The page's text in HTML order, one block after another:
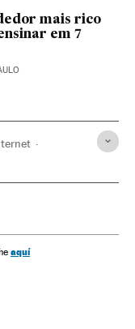
mais rico
em 7
aquí